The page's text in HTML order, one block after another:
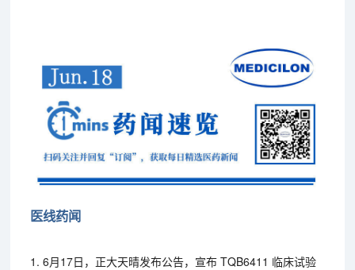
医线药闻
1. 6月17日，正大天晴发布公告，宣布 TQB6411 临床试验